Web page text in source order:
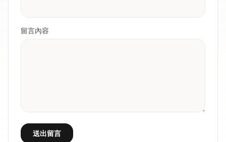
留言內容
送出留言